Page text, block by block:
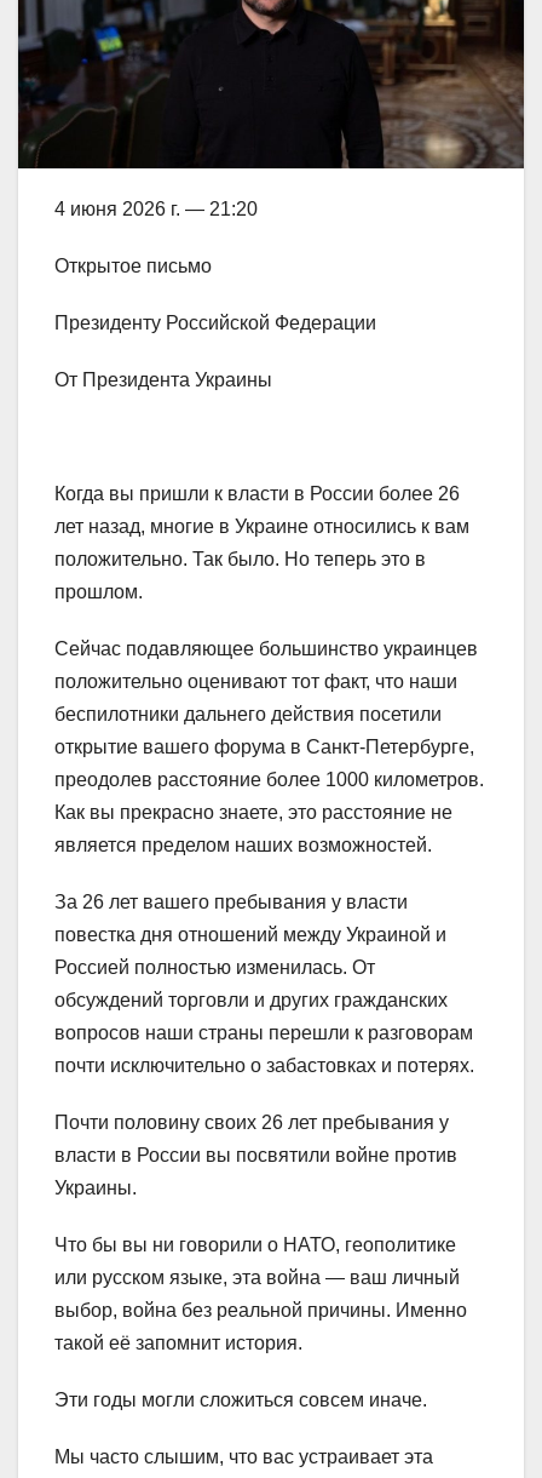
4 июня 2026 г. — 21:20
Открытое письмо
Президенту Российской Федерации
От Президента Украины
Когда вы пришли к власти в России более 26
лет назад, многие в Украине относились к вам
положительно. Так было. Но теперь это в
прошлом.
Сейчас подавляющее большинство украинцев
положительно оценивают тот факт, что наши
беспилотники дальнего действия посетили
открытие вашего форума в Санкт-Петербурге,
преодолев расстояние более 1000 километров.
Как вы прекрасно знаете, это расстояние не
является пределом наших возможностей.
За 26 лет вашего пребывания у власти
повестка дня отношений между Украиной и
Россией полностью изменилась. От
обсуждений торговли и других гражданских
вопросов наши страны перешли к разговорам
почти исключительно о забастовках и потерях.
Почти половину своих 26 лет пребывания у
власти в России вы посвятили войне против
Украины.
Что бы вы ни говорили о НАТО, геополитике
или русском языке, эта война — ваш личный
выбор, война без реальной причины. Именно
такой её запомнит история.
Эти годы могли сложиться совсем иначе.
Мы часто слышим, что вас устраивает эта